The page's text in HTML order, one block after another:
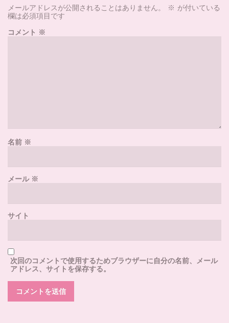
メールアドレスが公開されることはありません。 ※ が付いている
欄は必須項目です
コメント ※
名前 ※
メール※
サイト
次回のコメントで使用するためブラウザーに自分の名前、メール
アドレス、サイトを保存する。